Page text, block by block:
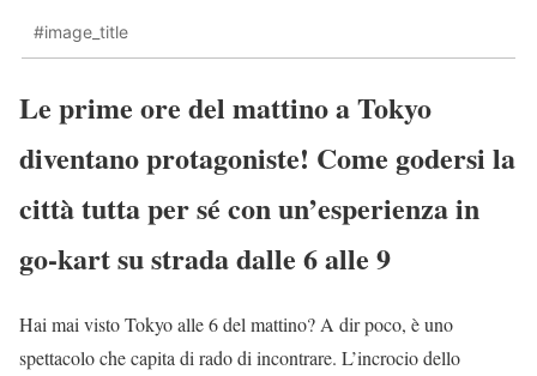
#image_title
Le prime ore del mattino a Tokyo
diventano protagoniste! Come godersi la
città tutta per sé con un’esperienza in
go-kart su strada dalle 6 alle 9
Hai mai visto Tokyo alle 6 del mattino? A dir poco, è uno
spettacolo che capita di rado di incontrare. L’incrocio dello